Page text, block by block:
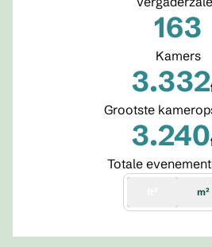
163
Kamers
3.332
vierkante
Grootste
3.240
vierkante
Totale
m²